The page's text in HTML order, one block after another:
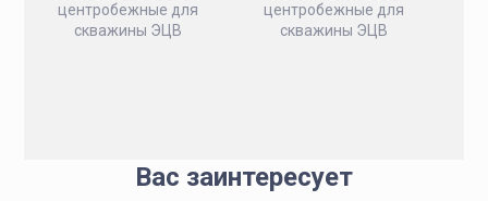
центробежные для
скважины ЭЦВ
центробежные для
скважины ЭЦВ
Вас заинтересует